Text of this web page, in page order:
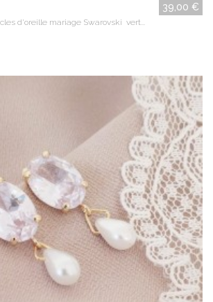
39,00 €
d'oreille mariage Swarovski vert...